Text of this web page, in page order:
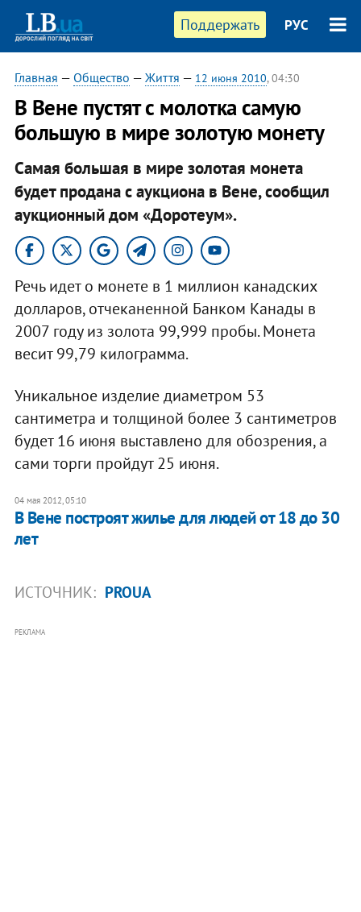
Поддержать РУС
Главная — Общество — Життя — 12 июня 2010, 04:30
В Вене пустят с молотка самую
большую в мире золотую монету
Самая большая в мире золотая монета
будет продана с аукциона в Вене, сообщил
аукционный дом «Доротеум».
Речь идет о монете в 1 миллион канадских
долларов, отчеканенной Банком Канады в
2007 году из золота 99,999 пробы. Монета
весит 99,79 килограмма.
Уникальное изделие диаметром 53
сантиметра и толщиной более 3 сантиметров
будет 16 июня выставлено для обозрения, а
сами торги пройдут 25 июня.
04 мая 2012, 05:10
В Вене построят жилье для людей от 18 до 30
лет
ИСТОЧНИК: PROUA
РЕКЛАМА